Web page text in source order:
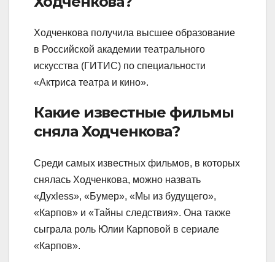
Ходченкова получила высшее образование
в Российской академии театрального
искусства (ГИТИС) по специальности
«Актриса театра и кино».
Какие известные фильмы
сняла Ходченкова?
Среди самых известных фильмов, в которых
снялась Ходченкова, можно назвать
«Духless», «Бумер», «Мы из будущего»,
«Карпов» и «Тайны следствия». Она также
сыграла роль Юлии Карповой в сериале
«Карпов».